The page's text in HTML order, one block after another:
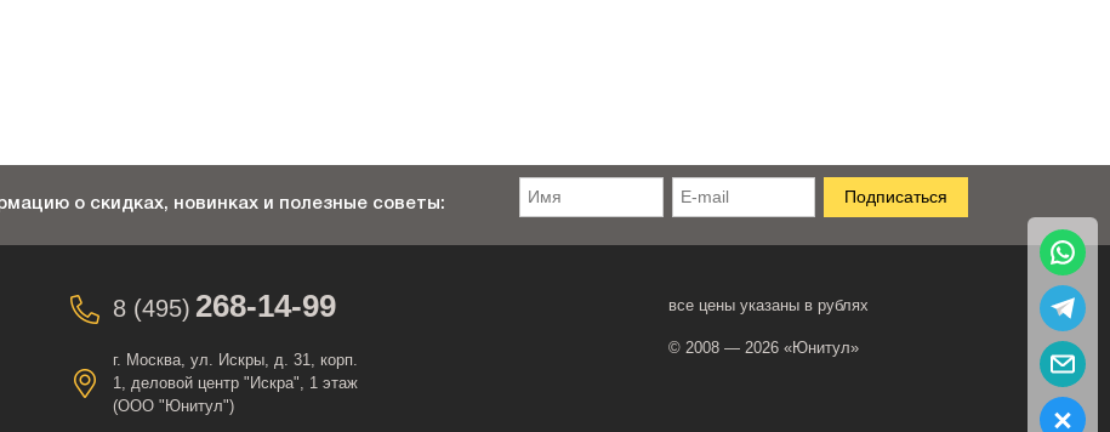
о скидках, новинках и полезные советы:
8 (495) 268-14-99
г. Москва, ул. Искры, д. 31, корп.
1, деловой центр "Искра", 1 этаж
(ООО "Юнитул")
все цены указаны в рублях
© 2008 — 2026 «Юнитул»